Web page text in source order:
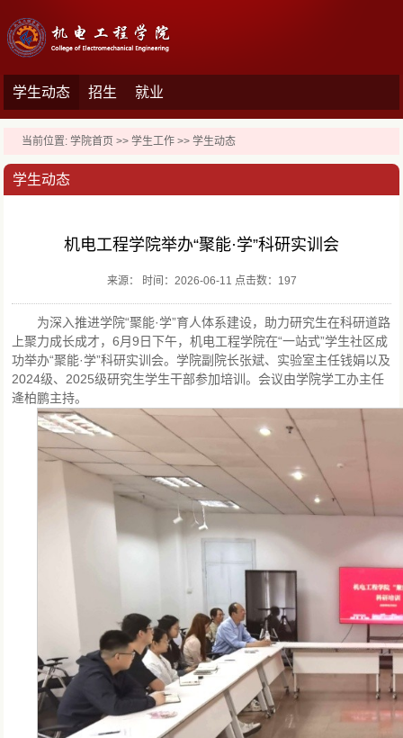
学生动态 招生 就业
当前位置:学院首页 >>学生工作 >>学生动态
学生动态
机电工程学院举办“聚能·学”科研实训会
来源： 时间：2026-06-11 点击数： 197
为深入推进学院“聚能·学”育人体系建设，助力研究生在科研道路
上聚力成长成才，6月9日下午，机电工程学院在“一站式”学生社区成
功举办“聚能·学”科研实训会。学院副院长张斌、实验室主任钱娟以及
2024级、2025级研究生学生干部参加培训。会议由学院学工办主任
逄柏鹏主持。